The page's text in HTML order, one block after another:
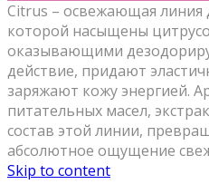
Citrus – освежающая линия
которой насыщены
оказывающими
действие, придают
заряжают кожу энергией.
питательных масел,
состав этой линии,
абсолютное ощущение
Skip to content